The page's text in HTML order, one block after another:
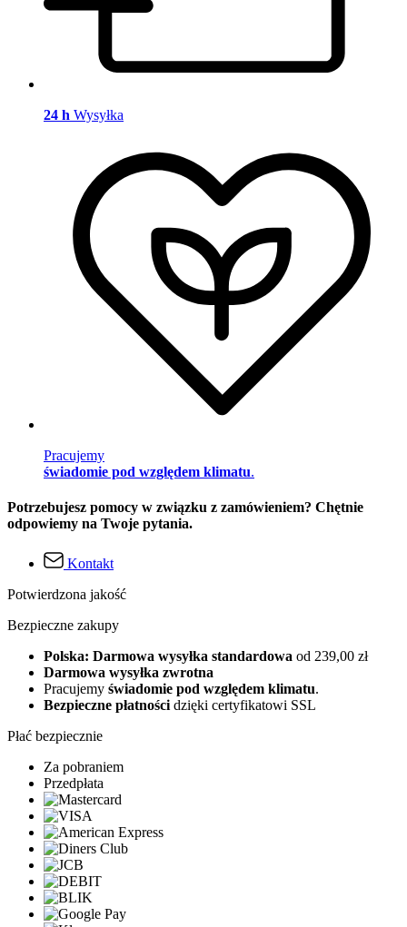
24 h Wysyłka
Pracujemy
świadomie pod względem klimatu.
Potrzebujesz pomocy w związku z zamówieniem? Chętnie
odpowiemy na Twoje pytania.
Kontakt
Potwierdzona jakość
Bezpieczne zakupy
Polska: Darmowa wysyłka standardowa od 239,00 zł
Darmowa wysyłka zwrotna
Pracujemy świadomie pod względem klimatu.
Bezpieczne płatności dzięki certyfikatowi SSL
Płać bezpiecznie
Za pobraniem
Przedpłata